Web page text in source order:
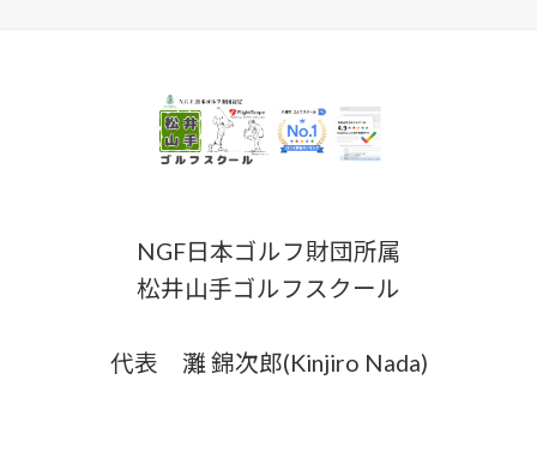
NGF日本ゴルフ財団所属
松井山手ゴルフスクール
代表 灘 錦次郎(Kinjiro Nada)